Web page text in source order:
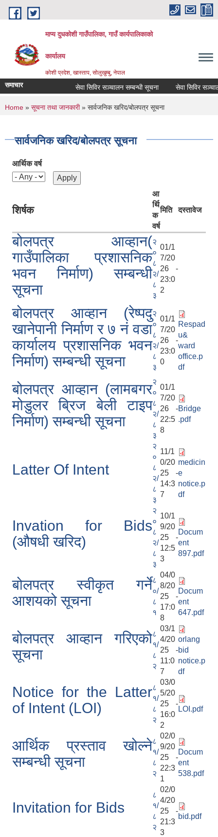
Skip to main content
माप्य दुधकोशी गाउँपालिका, गाउँ कार्यपालिकाको
कार्यालय
कोशी प्रदेश, खास्ताप, सोलुखुम्बु, नेपाल
समाचार सेवा सिविर सञ्चालन सम्बन्धी सूचना सेवा सिविर
You are here
Home » सूचना तथा जानकारी» सार्वजनिक खरिद/बोलपत्र सूचना
सार्वजनिक खरिद/बोलपत्र सूचना
आर्थिक वर्ष
शिर्षक
आ
र्थि
क
वर्ष
मिति दस्तावेज
बोलपत्र आव्हान(
गाउँपालिका प्रशासनिक
भवन निर्माण) सम्बन्धी
सूचना
२
०
८
२/
८
३
01/1
7/20
26 -
23:0
2
बोलपत्र आव्हान (रेष्पदु
खानेपानी निर्माण र ७ नं वडा
कार्यालय प्रशासनिक भवन
निर्माण) सम्बन्धी सूचना
२
०
८
२/
८
३
01/1
7/20
26 -
23:0
0
Respad
u&
ward
office.p
df
बोलपत्र आव्हान (लामबगर
मोडुलर ब्रिज बेली टाइप
निर्माण) सम्बन्धी सूचना
२
०
८
२/
८
३
01/1
7/20
26 -
22:5
8
Bridge
.pdf
Latter Of Intent
२
०
८
२/
८
३
11/1
0/20
25 -
14:3
7
medicin
e
notice.p
df
Invation for Bids
(औषधी खरिद)
२
०
८
२/
८
३
10/1
9/20
25 -
12:5
3
Docum
ent
897.pdf
बोलपत्र स्वीकृत गर्ने
आशयको सूचना
८
०/
८
१
04/0
8/20
25 -
17:0
8
Docum
ent
647.pdf
बोलपत्र आव्हान गरिएको
सूचना
८
१/
८
२
03/1
4/20
25 -
11:0
7
orlang
bid
notice.p
df
Notice for the Latter
of Intent (LOI)
८
१/
८
२
03/0
5/20
25 -
16:0
2
LOI.pdf
आर्थिक प्रस्ताव खोल्ने
सम्बन्धी सूचना
८
१/
८
२
02/0
9/20
25 -
22:3
1
Docum
ent
538.pdf
Invitation for Bids
८
१/
८
२
02/0
4/20
25 -
21:3
3
bid.pdf